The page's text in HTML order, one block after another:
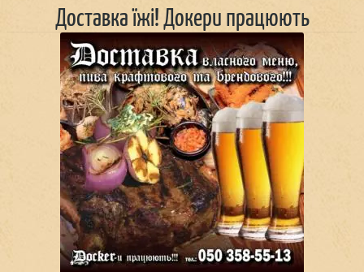
Доставка їжі! Докери працюють